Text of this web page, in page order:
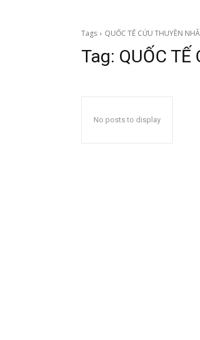
Tags QUỐC TẾ CỨU THUYỀN
Tag: QUỐC TẾ
No posts to display